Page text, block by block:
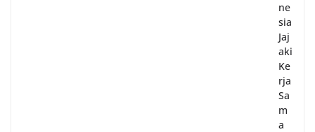
ne
sia
Jaj
aki
Ke
rja
Sa
m
a